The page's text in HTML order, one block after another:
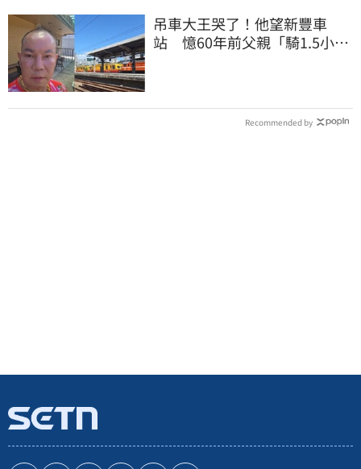
吊車大王哭了！他望新豐車
站 憶60年前父親「騎1.5小時
Recommended by